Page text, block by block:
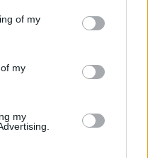
You may click to
its third-party tags to
in below Google
of my
my
my
Flash.gr